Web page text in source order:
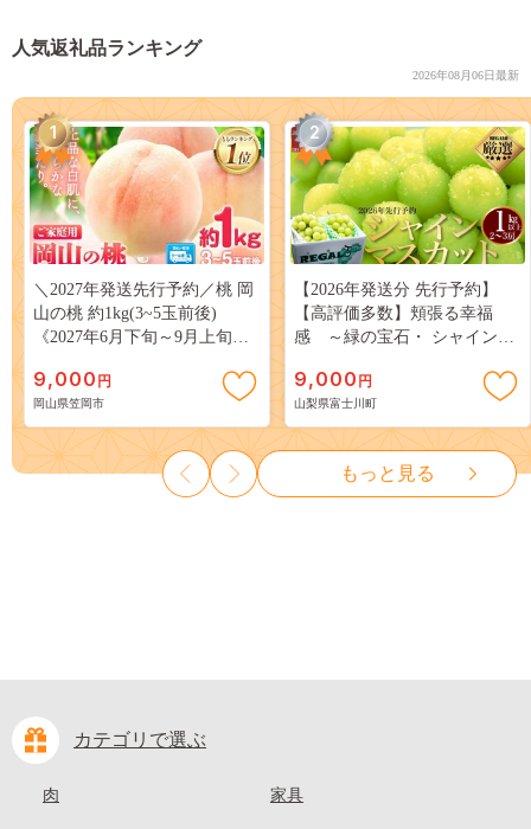
人気返礼品ランキング
2026年08月06日最新
1
＼2027年発送先行予約／桃 岡
山の桃 約1kg(3~5玉前後)
《2027年6月下旬～9月上旬頃
岡山 はくとう スイーツ フル
ーツ 果物 デザート 旬 モモ も
も 先行予約 送料無料 果物 岡
山県 笠岡市 清水白桃 白鳳 白
麗 クール便---
kasaoka_zsy_419_100---
9,000 円
岡山県笠岡市
2
【2026年発送分 先行予約】
【高評価多数】頬張る幸福
感 ～緑の宝石・ シャインマ
３房） フルーツ 山梨県産 果
物 くだもの シャイン マスカ
ット ぶどう ブドウ 葡萄 大粒
種なし 先行予約 富士川町
10000円 一万円 9000円 九千円
9,000 円
山梨県富士川町
もっと見る
カテゴリで選ぶ
肉 家具